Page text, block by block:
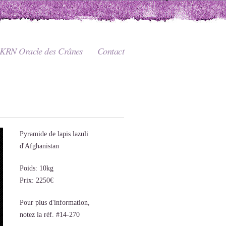
KRN Oracle des Crânes Contact
Pyramide de lapis lazuli
d'Afghanistan
Poids: 10kg
Prix: 2250€
Pour plus d'information,
notez la réf. #14-270